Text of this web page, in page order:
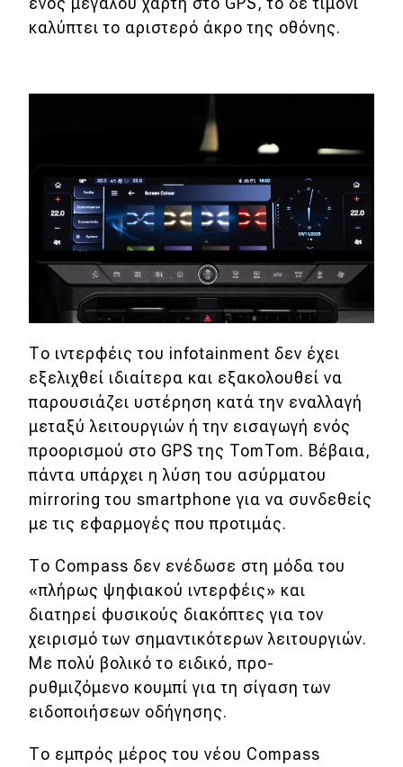
καλύπτει το αριστερό άκρο της οθόνης.
Το ιντερφέις του infotainment δεν έχει
εξελιχθεί ιδιαίτερα και εξακολουθεί να
παρουσιάζει υστέρηση κατά την εναλλαγή
μεταξύ λειτουργιών ή την εισαγωγή ενός
προορισμού στο GPS της TomTom. Βέβαια,
πάντα υπάρχει η λύση του ασύρματου
mirroring του smartphone για να συνδεθείς
με τις εφαρμογές που προτιμάς.
Το Compass δεν ενέδωσε στη μόδα του
«πλήρως ψηφιακού ιντερφέις» και
διατηρεί φυσικούς διακόπτες για τον
χειρισμό των σημαντικότερων λειτουργιών.
Με πολύ βολικό το ειδικό, προ-
ρυθμιζόμενο κουμπί για τη σίγαση των
ειδοποιήσεων οδήγησης.
Το εμπρός μέρος του νέου Compass